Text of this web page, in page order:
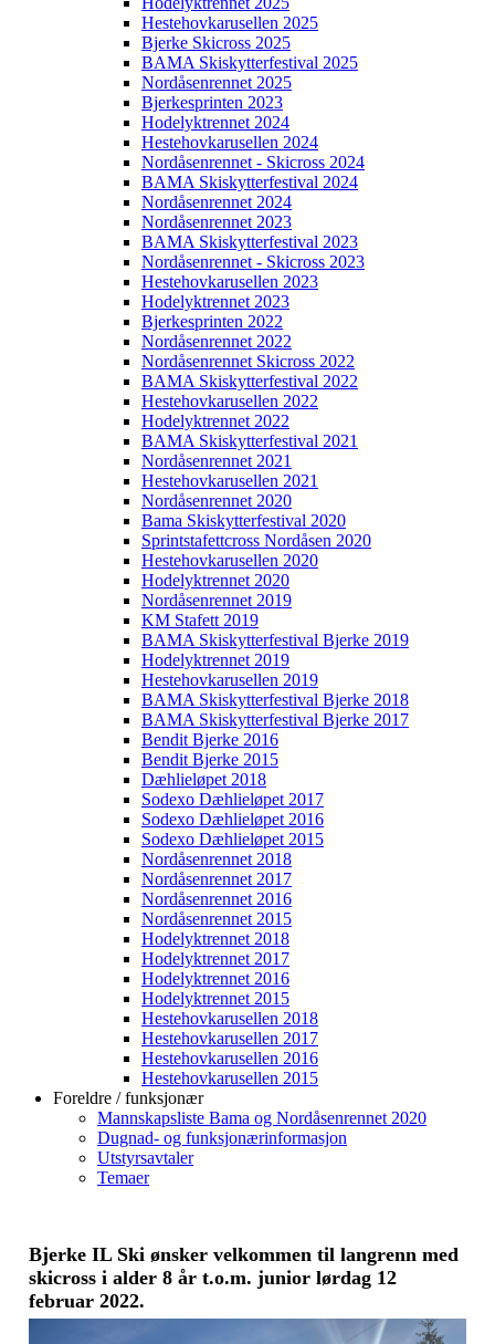
Hestehovkarusellen 2025
Bjerke Skicross 2025
BAMA Skiskytterfestival 2025
Nordåsenrennet 2025
Bjerkesprinten 2023
Hodelyktrennet 2024
Hestehovkarusellen 2024
Nordåsenrennet - Skicross 2024
BAMA Skiskytterfestival 2024
Nordåsenrennet 2024
Nordåsenrennet 2023
BAMA Skiskytterfestival 2023
Nordåsenrennet - Skicross 2023
Hestehovkarusellen 2023
Hodelyktrennet 2023
Bjerkesprinten 2022
Nordåsenrennet 2022
Nordåsenrennet Skicross 2022
BAMA Skiskytterfestival 2022
Hestehovkarusellen 2022
Hodelyktrennet 2022
BAMA Skiskytterfestival 2021
Nordåsenrennet 2021
Hestehovkarusellen 2021
Nordåsenrennet 2020
Bama Skiskytterfestival 2020
Sprintstafettcross Nordåsen 2020
Hestehovkarusellen 2020
Hodelyktrennet 2020
Nordåsenrennet 2019
KM Stafett 2019
BAMA Skiskytterfestival Bjerke 2019
Hodelyktrennet 2019
Hestehovkarusellen 2019
BAMA Skiskytterfestival Bjerke 2018
BAMA Skiskytterfestival Bjerke 2017
Bendit Bjerke 2016
Bendit Bjerke 2015
Dæhlieløpet 2018
Sodexo Dæhlieløpet 2017
Sodexo Dæhlieløpet 2016
Sodexo Dæhlieløpet 2015
Nordåsenrennet 2018
Nordåsenrennet 2017
Nordåsenrennet 2016
Nordåsenrennet 2015
Hodelyktrennet 2018
Hodelyktrennet 2017
Hodelyktrennet 2016
Hodelyktrennet 2015
Hestehovkarusellen 2018
Hestehovkarusellen 2017
Hestehovkarusellen 2016
Hestehovkarusellen 2015
Foreldre / funksjonær
Mannskapsliste Bama og Nordåsenrennet 2020
Dugnad- og funksjonærinformasjon
Utstyrsavtaler
Temaer
Bjerke IL Ski ønsker velkommen til langrenn med
skicross i alder 8 år t.o.m. junior lørdag 12
februar 2022.